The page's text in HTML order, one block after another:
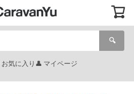
🔍
お気に入り マイページ